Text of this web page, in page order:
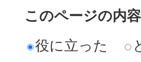
このページの内
役に立った